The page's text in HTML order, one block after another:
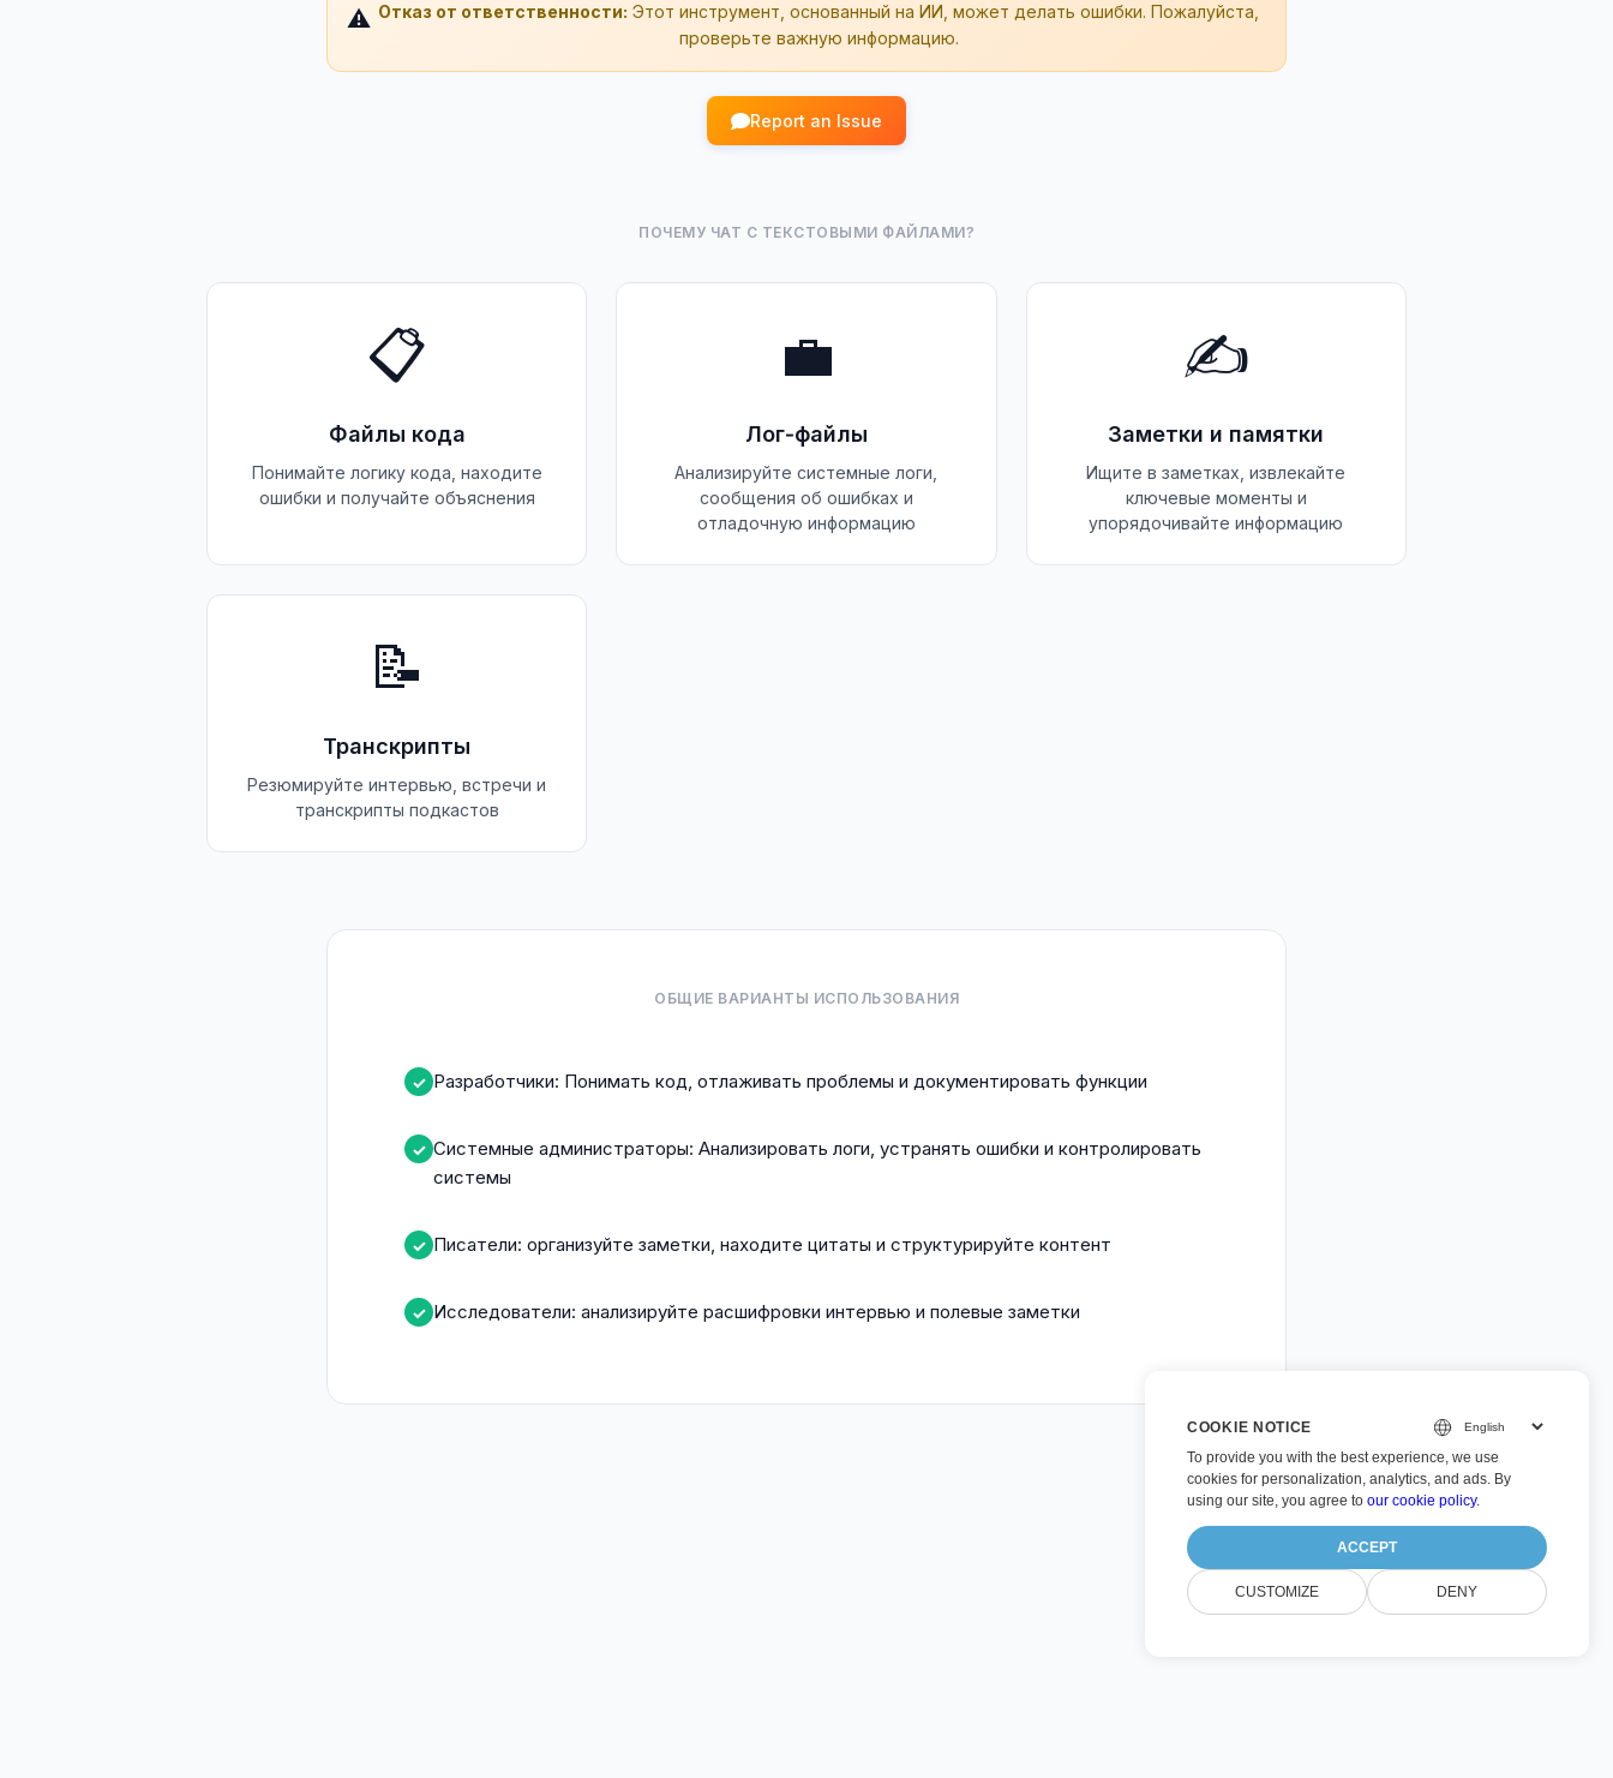
⚠️ Отказ от ответственности: Этот инструмент, основанный на ИИ, может делать ошибки. Пожалуйста,
проверьте важную информацию.
Report an Issue
ПОЧЕМУ ЧАТ С ТЕКСТОВЫМИ ФАЙЛАМИ?
📋
Файлы кода
Понимайте логику кода, находите
ошибки и получайте объяснения
💼
Лог‑файлы
Анализируйте системные логи,
сообщения об ошибках и
отладочную информацию
✍️
Заметки и памятки
Ищите в заметках, извлекайте
ключевые моменты и
упорядочивайте информацию
📝
Транскрипты
Резюмируйте интервью, встречи и
транскрипты подкастов
ОБЩИЕ ВАРИАНТЫ ИСПОЛЬЗОВАНИЯ
✓ Разработчики: Понимать код, отлаживать проблемы и документировать функции
✓ Системные администраторы: Анализировать логи, устранять ошибки и контролировать
системы
✓ Писатели: организуйте заметки, находите цитаты и структурируйте контент
✓ Исследователи: анализируйте расшифровки интервью и полевые заметки
COOKIE NOTICE
To provide you with the best experience, we use
cookies for personalization, analytics, and ads. By
using our site, you agree to our cookie policy.
ACCEPT
CUSTOMIZE DENY